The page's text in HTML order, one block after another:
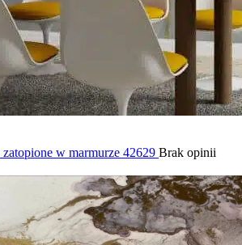
zatopione w marmurze 42629 Brak opinii